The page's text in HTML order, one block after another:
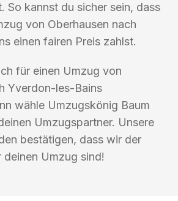
So kannst du sicher sein, dass
von Oberhausen nach
einen fairen Preis zahlst.
für einen Umzug von
Yverdon-les-Bains
wähle Umzugskönig Baum
Umzugspartner. Unsere
bestätigen, dass wir der
Umzug sind!